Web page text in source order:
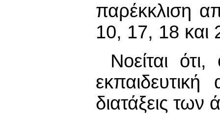
παρέκκλιση
10, 17, 18 και
Νοείται
εκπαιδευτική
διατάξεις